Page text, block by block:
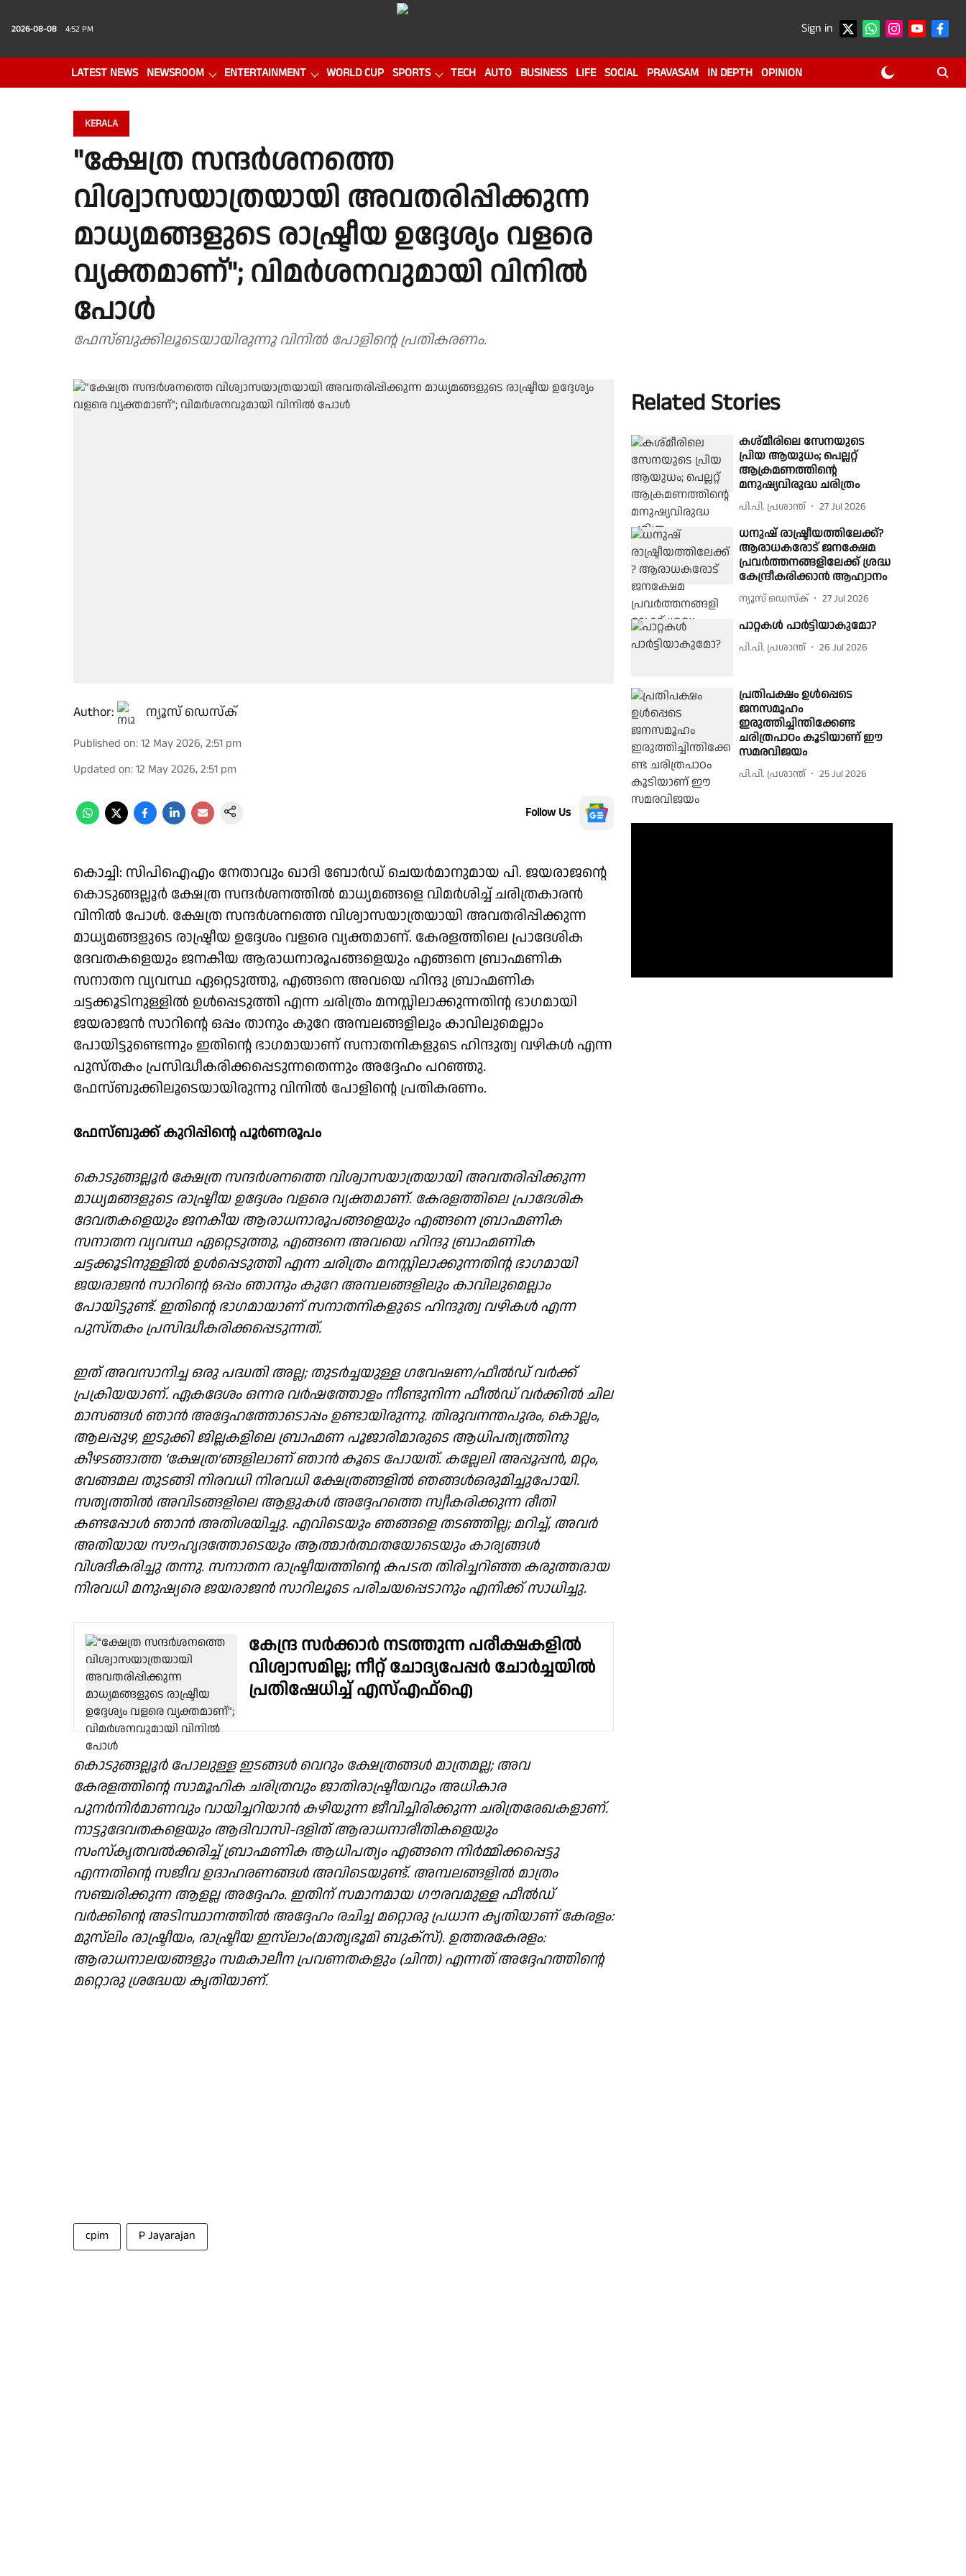
2026-08-08 4:52 PM Sign in
LATEST NEWS NEWSROOM ENTERTAINMENT WORLD CUP SPORTS TECH AUTO BUSINESS LIFE SOCIAL PRAVASAM IN DEPTH OPINION
KERALA
"ക്ഷേത്ര സന്ദർശനത്തെ
വിശ്വാസയാത്രയായി അവതരിപ്പിക്കുന്ന
മാധ്യമങ്ങളുടെ രാഷ്ട്രീയ ഉദ്ദേശ്യം വളരെ
വ്യക്തമാണ്"; വിമർശനവുമായി വിനിൽ
പോൾ
ഫേസ്ബുക്കിലൂടെയായിരുന്നു വിനിൽ പോളിന്റെ പ്രതികരണം.
Author: ന്യൂസ് ഡെസ്ക്
Published on:12 May 2026, 2:51 pm
Updated on:12 May 2026, 2:51 pm
Follow Us
കൊച്ചി: സിപിഐഎം നേതാവും ഖാദി ബോർഡ് ചെയർമാനുമായ പി. ജയരാജൻ്റെ
കൊടുങ്ങല്ലൂർ ക്ഷേത്ര സന്ദർശനത്തിൽ മാധ്യമങ്ങളെ വിമർശിച്ച് ചരിത്രകാരൻ
വിനിൽ പോൾ. ക്ഷേത്ര സന്ദർശനത്തെ വിശ്വാസയാത്രയായി അവതരിപ്പിക്കുന്ന
മാധ്യമങ്ങളുടെ രാഷ്ട്രീയ ഉദ്ദേശം വളരെ വ്യക്തമാണ്. കേരളത്തിലെ പ്രാദേശിക
ദേവതകളെയും ജനകീയ ആരാധനാരൂപങ്ങളെയും എങ്ങനെ ബ്രാഹ്മണിക
സനാതന വ്യവസ്ഥ ഏറ്റെടുത്തു, എങ്ങനെ അവയെ ഹിന്ദു ബ്രാഹ്മണിക
ചട്ടക്കൂടിനുള്ളിൽ ഉൾപ്പെടുത്തി എന്ന ചരിത്രം മനസ്സിലാക്കുന്നതിന്റ ഭാഗമായി
ജയരാജൻ സാറിന്റെ ഒപ്പം താനും കുറേ അമ്പലങ്ങളിലും കാവിലുമെല്ലാം
പോയിട്ടുണ്ടെന്നും ഇതിന്റെ ഭാഗമായാണ് സനാതനികളുടെ ഹിന്ദുത്വ വഴികൾ എന്ന
പുസ്തകം പ്രസിദ്ധീകരിക്കപ്പെടുന്നതെന്നും അദ്ദേഹം പറഞ്ഞു.
ഫേസ്ബുക്കിലൂടെയായിരുന്നു വിനിൽ പോളിന്റെ പ്രതികരണം.
ഫേസ്ബുക്ക് കുറിപ്പിന്റെ പൂർണരൂപം
കൊടുങ്ങല്ലൂർ ക്ഷേത്ര സന്ദർശനത്തെ വിശ്വാസയാത്രയായി അവതരിപ്പിക്കുന്ന
മാധ്യമങ്ങളുടെ രാഷ്ട്രീയ ഉദ്ദേശം വളരെ വ്യക്തമാണ്. കേരളത്തിലെ പ്രാദേശിക
ദേവതകളെയും ജനകീയ ആരാധനാരൂപങ്ങളെയും എങ്ങനെ ബ്രാഹ്മണിക
സനാതന വ്യവസ്ഥ ഏറ്റെടുത്തു, എങ്ങനെ അവയെ ഹിന്ദു ബ്രാഹ്മണിക
ചട്ടക്കൂടിനുള്ളിൽ ഉൾപ്പെടുത്തി എന്ന ചരിത്രം മനസ്സിലാക്കുന്നതിന്റ ഭാഗമായി
ജയരാജൻ സാറിന്റെ ഒപ്പം ഞാനും കുറേ അമ്പലങ്ങളിലും കാവിലുമെല്ലാം
പോയിട്ടുണ്ട്. ഇതിന്റെ ഭാഗമായാണ് സനാതനികളുടെ ഹിന്ദുത്വ വഴികൾ എന്ന
പുസ്തകം പ്രസിദ്ധീകരിക്കപ്പെടുന്നത്.
ഇത് അവസാനിച്ച ഒരു പദ്ധതി അല്ല; തുടർച്ചയുള്ള ഗവേഷണ/ഫീൽഡ് വർക്ക്
പ്രക്രിയയാണ്. ഏകദേശം ഒന്നര വർഷത്തോളം നീണ്ടുനിന്ന ഫീൽഡ് വർക്കിൽ ചില
മാസങ്ങൾ ഞാൻ അദ്ദേഹത്തോടൊപ്പം ഉണ്ടായിരുന്നു. തിരുവനന്തപുരം, കൊല്ലം,
ആലപ്പുഴ, ഇടുക്കി ജില്ലകളിലെ ബ്രാഹ്മണ പൂജാരിമാരുടെ ആധിപത്യത്തിനു
കീഴടങ്ങാത്ത ‘ക്ഷേത്ര‘ങ്ങളിലാണ് ഞാൻ കൂടെ പോയത്. കല്ലേലി അപ്പൂപ്പൻ, മറ്റം,
വേങ്ങമല തുടങ്ങി നിരവധി നിരവധി ക്ഷേത്രങ്ങളിൽ ഞങ്ങൾഒരുമിച്ചുപോയി.
സത്യത്തിൽ അവിടങ്ങളിലെ ആളുകൾ അദ്ദേഹത്തെ സ്വീകരിക്കുന്ന രീതി
കണ്ടപ്പോൾ ഞാൻ അതിശയിച്ചു. എവിടെയും ഞങ്ങളെ തടഞ്ഞില്ല; മറിച്ച്, അവർ
അതിയായ സൗഹൃദത്തോടെയും ആത്മാർത്ഥതയോടെയും കാര്യങ്ങൾ
വിശദീകരിച്ചു തന്നു. സനാതന രാഷ്ട്രീയത്തിന്റെ കപടത തിരിച്ചറിഞ്ഞ കരുത്തരായ
നിരവധി മനുഷ്യരെ ജയരാജൻ സാറിലൂടെ പരിചയപ്പെടാനും എനിക്ക് സാധിച്ചു.
കേന്ദ്ര സര്‍ക്കാര്‍ നടത്തുന്ന പരീക്ഷകളില്‍
വിശ്വാസമില്ല; നീറ്റ് ചോദ്യപേപ്പർ ചോർച്ചയിൽ
പ്രതിഷേധിച്ച് എസ്എഫ്ഐ
കൊടുങ്ങല്ലൂർ പോലുള്ള ഇടങ്ങൾ വെറും ക്ഷേത്രങ്ങൾ മാത്രമല്ല; അവ
കേരളത്തിന്റെ സാമൂഹിക ചരിത്രവും ജാതിരാഷ്ട്രീയവും അധികാര
പുനർനിർമാണവും വായിച്ചറിയാൻ കഴിയുന്ന ജീവിച്ചിരിക്കുന്ന ചരിത്രരേഖകളാണ്.
നാട്ടുദേവതകളെയും ആദിവാസി-ദളിത് ആരാധനാരീതികളെയും
സംസ്കൃതവൽക്കരിച്ച് ബ്രാഹ്മണിക ആധിപത്യം എങ്ങനെ നിർമ്മിക്കപ്പെട്ടു
എന്നതിന്റെ സജീവ ഉദാഹരണങ്ങൾ അവിടെയുണ്ട്. അമ്പലങ്ങളിൽ മാത്രം
സഞ്ചരിക്കുന്ന ആളല്ല അദ്ദേഹം. ഇതിന് സമാനമായ ഗൗരവമുള്ള ഫീൽഡ്
വർക്കിന്റെ അടിസ്ഥാനത്തിൽ അദ്ദേഹം രചിച്ച മറ്റൊരു പ്രധാന കൃതിയാണ് കേരളം:
മുസ്‌ലിം രാഷ്ട്രീയം, രാഷ്ട്രീയ ഇസ്‌ലാം(മാതൃഭൂമി ബുക്സ്). ഉത്തരകേരളം:
ആരാധനാലയങ്ങളും സമകാലീന പ്രവണതകളും (ചിന്ത) എന്നത് അദ്ദേഹത്തിന്റെ
മറ്റൊരു ശ്രദ്ധേയ കൃതിയാണ്.
cpim P Jayarajan
Related Stories
കശ്മീരിലെ സേനയു​ടെ
പ്രിയ ആയുധം; പെല്ലറ്റ്
ആക്രമണത്തിന്റെ
മനുഷ്യവിരുദ്ധ ചരിത്രം
പി.പി. പ്രശാന്ത് 27 Jul 2026
ധനുഷ് രാഷ്ട്രീയത്തിലേക്ക്?
ആരാധകരോട് ജനക്ഷേമ
പ്രവർത്തനങ്ങളിലേക്ക് ശ്രദ്ധ
കേന്ദ്രീകരിക്കാൻ ആഹ്വാനം
ന്യൂസ് ഡെസ്ക് 27 Jul 2026
പാറ്റകൾ പാർട്ടിയാകുമോ?
പി.പി. പ്രശാന്ത് 26 Jul 2026
പ്രതിപക്ഷം ഉള്‍പ്പെടെ
ജനസമൂഹം
ഇരുത്തിച്ചിന്തിക്കേണ്ട
ചരിത്രപാഠം കൂടിയാണ് ഈ
സമരവിജയം
പി.പി. പ്രശാന്ത് 25 Jul 2026